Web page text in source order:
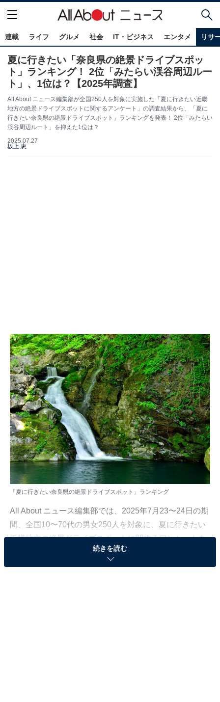
連載 ライフ グルメ 社会 IT・ビジネス エンタメ リサ
夏に行きたい「奈良県の絶景ドライブスポッ
ト」ランキング！ 2位「みたらい渓谷周辺ルー
ト」、1位は？【2025年調査】
All About ニュース編集部が全国250人を対象に実施した「夏に行きたい近畿
地方の絶景ドライブスポットに関するアンケート」の調査結果から、「夏に
行きたい奈良県の絶景ドライブスポット」ランキングを発表！ 2位「みたらい
渓谷周辺ルート」を抑えた1位は？
2025.07.27
坂上 恵
「夏に行きたい奈良県の絶景ドライブスポット」ランキング
All About ニュース編集部では、2025年7月23〜24日の期
間、全国10〜70代の男女250人を対象に、夏に行きたい
近畿地方の絶景ドライブスポットに関するアンケートを
続きを読む